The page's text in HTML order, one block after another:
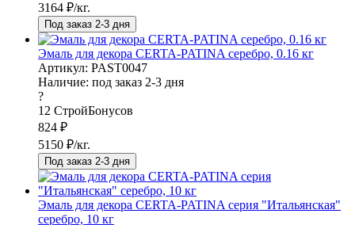
3164 ₽/кг.
Под заказ 2-3 дня
Эмаль для декора CERTA-PATINA серебро, 0.16 кг
Артикул: PAST0047
Наличие: под заказ 2-3 дня
?
12 СтройБонусов
824 ₽
5150 ₽/кг.
Под заказ 2-3 дня
Эмаль для декора CERTA-PATINA серия "Итальянская"
серебро, 10 кг